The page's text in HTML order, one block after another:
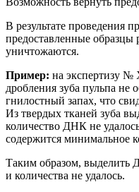
В результате проведения
предоставленные
уничтожаются.
Пример: на экспертизу №
дробления зуба пульпа не
гнилостный запах, что
Из твердых тканей зуба
количество ДНК не
содержится минимальное
Таким образом, выделить
и количества не удалось.